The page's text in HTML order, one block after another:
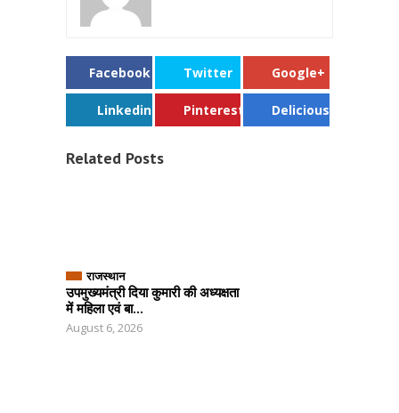
Facebook Twitter Google+
Linkedin Pinterest Delicious
Related Posts
राजस्थान
उपमुख्यमंत्री दिया कुमारी की अध्यक्षता
में महिला एवं बा...
August 6, 2026